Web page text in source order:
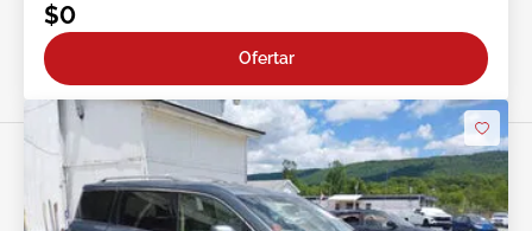
$0
Ofertar